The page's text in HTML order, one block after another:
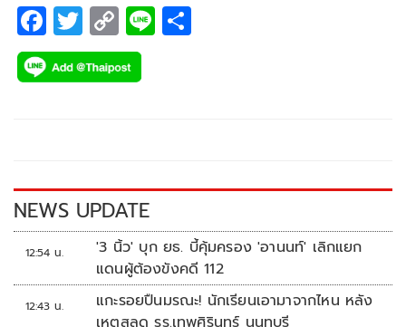
F
ac
e
k
T
wi
tt
C
o
p
k
Li
NEWS UPDATE
12:54 น.
'3 นิ้ว' บุก ยธ. บี้คุ้มครอง 'อานนท์' เลิกแยก
แดนผู้ต้องขังคดี 112
12:43 น.
แกะรอยปืนมรณะ! นักเรียนเอามาจากไหน หลัง
เหตุสลด รร.เทพศิรินทร์ นนทบุรี